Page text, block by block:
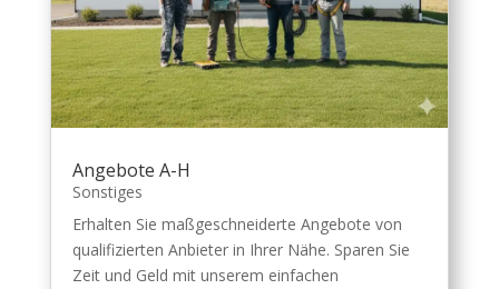
Angebote A-H
Sonstiges
Erhalten Sie maßgeschneiderte Angebote von
qualifizierten Anbieter in Ihrer Nähe. Sparen Sie
Zeit und Geld mit unserem einfachen